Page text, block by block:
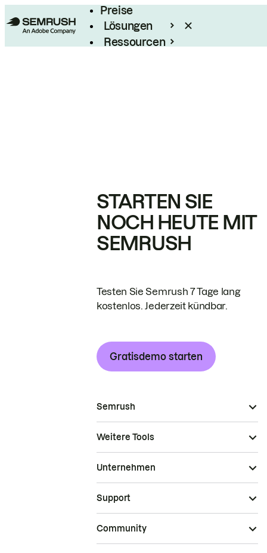
Preise
Lösungen
Ressourcen
STARTEN SIE
NOCH HEUTE MIT
SEMRUSH
Testen Sie Semrush 7 Tage lang
kostenlos. Jederzeit kündbar.
Gratisdemo starten
Semrush
Weitere Tools
Unternehmen
Support
Community